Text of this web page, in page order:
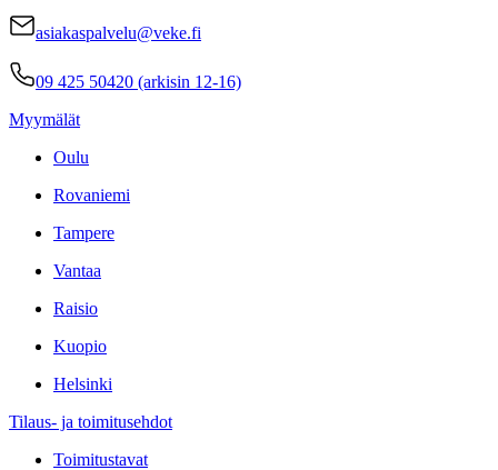
asiakaspalvelu@veke.fi
09 425 50420 (arkisin 12-16)
Myymälät
Oulu
Rovaniemi
Tampere
Vantaa
Raisio
Kuopio
Helsinki
Tilaus- ja toimitusehdot
Toimitustavat